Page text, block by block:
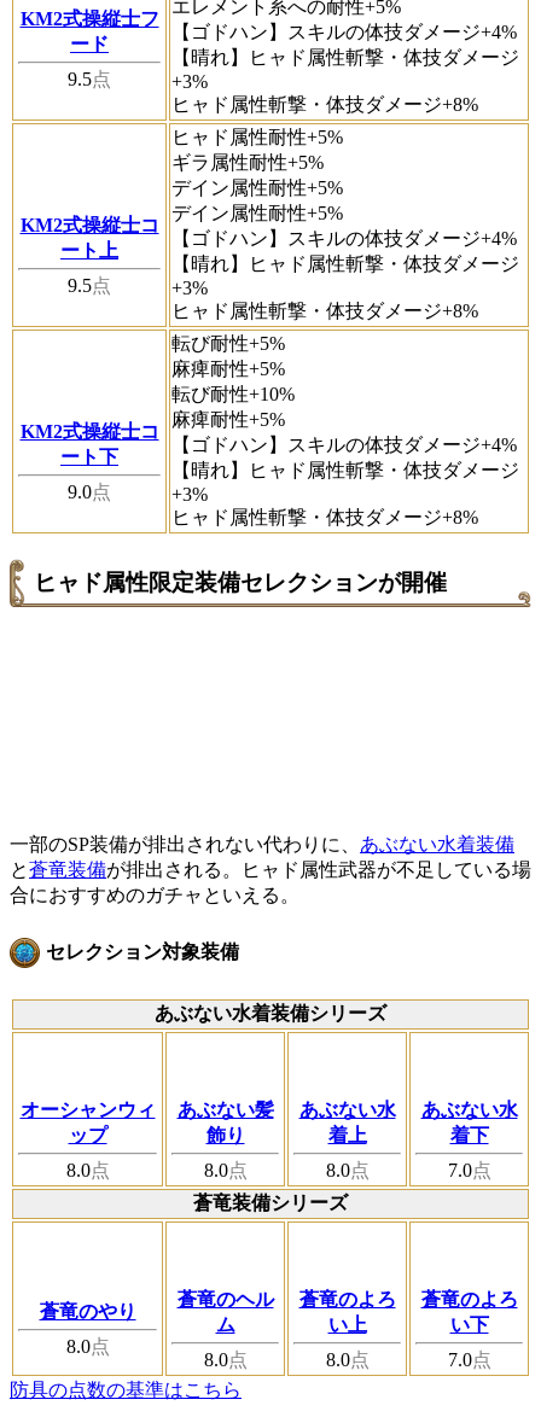
KM2式操縦士フ
ード
9.5点
エレメント系への耐性+5%
【ゴドハン】スキルの体技ダメージ+4%
【晴れ】ヒャド属性斬撃・体技ダメージ
+3%
ヒャド属性斬撃・体技ダメージ+8%
KM2式操縦士コ
ート上
9.5点
ヒャド属性耐性+5%
ギラ属性耐性+5%
デイン属性耐性+5%
デイン属性耐性+5%
【ゴドハン】スキルの体技ダメージ+4%
【晴れ】ヒャド属性斬撃・体技ダメージ
+3%
ヒャド属性斬撃・体技ダメージ+8%
KM2式操縦士コ
ート下
9.0点
転び耐性+5%
麻痺耐性+5%
転び耐性+10%
麻痺耐性+5%
【ゴドハン】スキルの体技ダメージ+4%
【晴れ】ヒャド属性斬撃・体技ダメージ
+3%
ヒャド属性斬撃・体技ダメージ+8%
ヒャド属性限定装備セレクションが開催
一部のSP装備が排出されない代わりに、 あぶない水着装備
と蒼竜装備が排出される。ヒャド属性武器が不足している場
合におすすめのガチャといえる。
セレクション対象装備
あぶない水着装備シリーズ
オーシャンウィ
ップ
8.0点
あぶない髪
飾り
8.0点
あぶない水
着上
8.0点
あぶない水
着下
7.0点
蒼竜装備シリーズ
蒼竜のやり
8.0点
蒼竜のヘル
ム
8.0点
蒼竜のよろ
い上
8.0点
蒼竜のよろ
い下
7.0点
防具の点数の基準はこちら